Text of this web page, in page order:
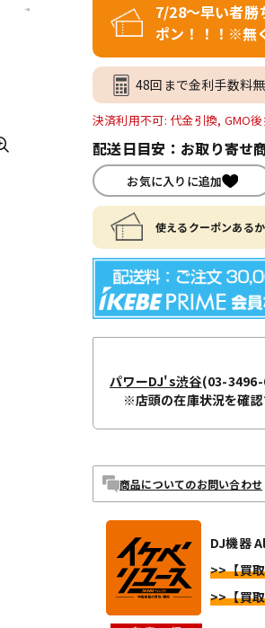
7/28～早い者勝
ポン！！！※無
48回まで金利手数料
決済利用不可: 代金引換, GMO
配送日目安：お取り寄せ
お気に入りに追加
使えるクーポンある
パワーDJ's渋谷(03-
※店頭の在庫状況を確認
商品についてのお問い合わせ
DJ機器
>>【買
>>【買